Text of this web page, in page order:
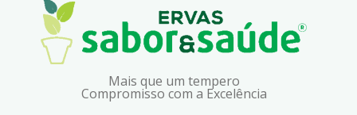
Mais que um tempero
Compromisso com a Excelência